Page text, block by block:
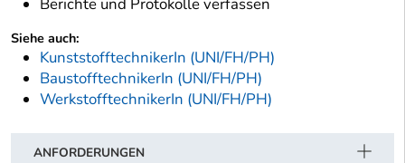
Berichte und Protokolle verfassen
Siehe auch:
KunststofftechnikerIn (UNI/FH/PH)
BaustofftechnikerIn (UNI/FH/PH)
WerkstofftechnikerIn (UNI/FH/PH)
ANFORDERUNGEN